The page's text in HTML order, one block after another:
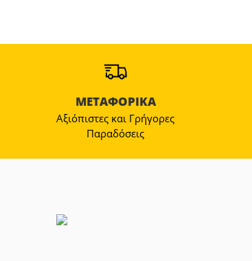
ΜΕΤΑΦΟΡΙΚΑ
Αξιόπιστες και Γρήγορες
Παραδόσεις